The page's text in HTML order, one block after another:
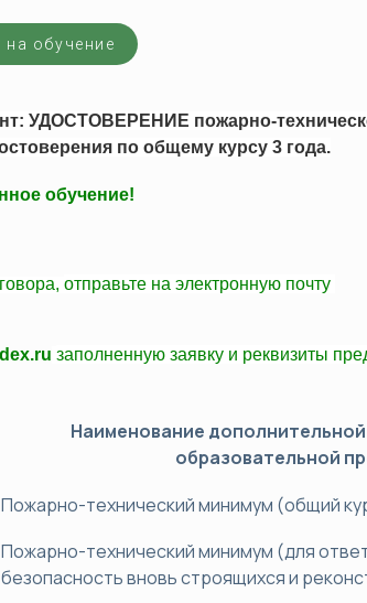
Техническое
Сертификация
Системы менеджмента
Вступление в СРО
на обучение
УДОСТОВЕРЕНИЕ пожарно-
по общему курсу 3 года.
обучение!
отправьте на электронную почту
заполненную заявку и реквизиты
Наименование
образовательной
Пожарно-технический минимум (общий
Пожарно-технический минимум (для
безопасность вновь строящихся и